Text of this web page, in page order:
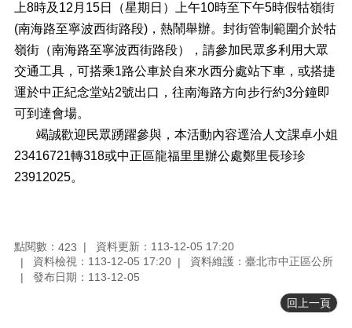
區
防
救
災
資
訊
(Disaster
prevention
and
閒
網
上8時及12月15日（星期日）上午10時至下午5時假牯嶺街
(南海路至寧波西街路段)，熱鬧舉辦。封街管制範圍介於牯
嶺街（南海路至寧波西街路段），請參加民眾多利用大眾
交通工具，可搭乘1路公車於自來水西分處站下車，或搭捷
運於中正紀念堂站2號出口，往南海路方向步行約3分鐘即
可到達會場。
竭誠歡迎民眾踴躍參與，本活動內容逕洽人文課卓小姐
23416721轉318或中正區龍福里里辦公處鄭里長珍珍
23912025。
點閱數： 423
資料更新：113-12-05 17:20
資料檢視：113-12-05 17:20
資料維護：臺北市中正區公所
發布日期：113-12-05
回上一頁